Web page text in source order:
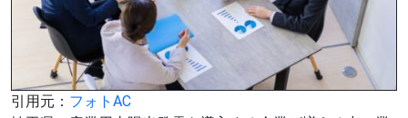
引用元： フォトAC